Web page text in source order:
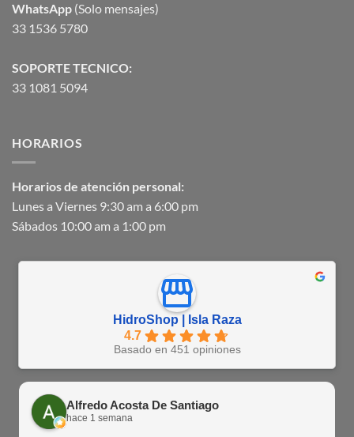
WhatsApp (Solo mensajes)
33 1536 5780
SOPORTE TECNICO:
33 1081 5094
HORARIOS
Horarios de atención personal:
Lunes a Viernes 9:30 am a 6:00 pm
Sábados 10:00 am a 1:00 pm
HidroShop | Isla Raza
4.7
Basado en 451 opiniones
Alfredo Acosta De Santiago
hace 1 semana